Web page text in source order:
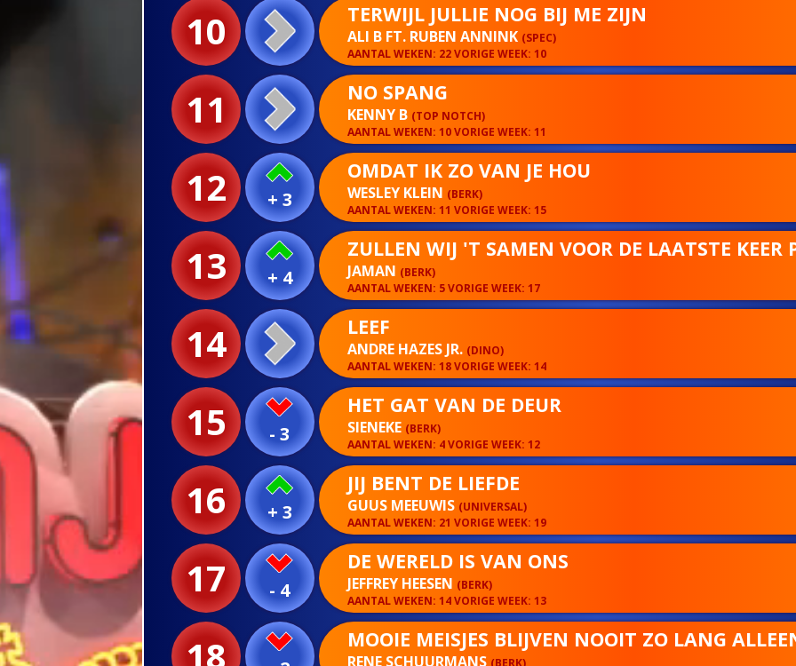
10 TERWIJL JULLIE NOG BIJ ME ZIJN
ALI B FT. RUBEN ANNINK (SPEC)
AANTAL WEKEN: 22 VORIGE WEEK: 10
11 NO SPANG
KENNY B (TOP NOTCH)
AANTAL WEKEN: 10 VORIGE WEEK: 11
12 + 3
OMDAT IK ZO VAN JE HOU
WESLEY KLEIN (BERK)
AANTAL WEKEN: 11 VORIGE WEEK: 15
13 + 4
ZULLEN WIJ 'T SAMEN VOOR DE LAATSTE KEER
JAMAN (BERK)
AANTAL WEKEN: 5 VORIGE WEEK: 17
14 LEEF
ANDRE HAZES JR. (DINO)
AANTAL WEKEN: 18 VORIGE WEEK: 14
15 - 3
HET GAT VAN DE DEUR
SIENEKE (BERK)
AANTAL WEKEN: 4 VORIGE WEEK: 12
16 + 3
JIJ BENT DE LIEFDE
GUUS MEEUWIS (UNIVERSAL)
AANTAL WEKEN: 21 VORIGE WEEK: 19
17 - 4
DE WERELD IS VAN ONS
JEFFREY HEESEN (BERK)
AANTAL WEKEN: 14 VORIGE WEEK: 13
18 MOOIE MEISJES BLIJVEN NOOIT ZO LANG
RENE SCHUURMANS (BERK)